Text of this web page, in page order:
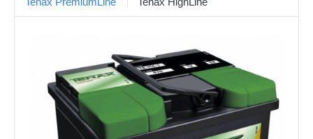
Корпоративным клиентам
FAQ